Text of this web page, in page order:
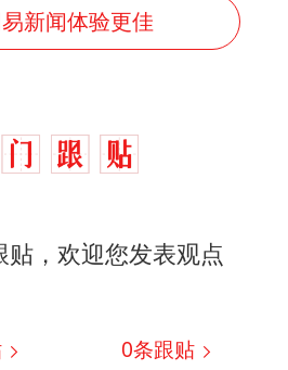
新闻体验更佳
贴，欢迎您发表观点
0条跟贴